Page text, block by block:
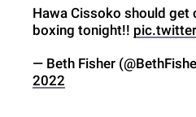
Hawa Cissoko should get
boxing tonight!!
— Beth Fisher
2022